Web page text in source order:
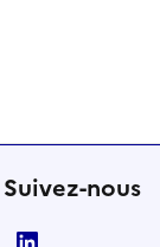
Suivez-nous